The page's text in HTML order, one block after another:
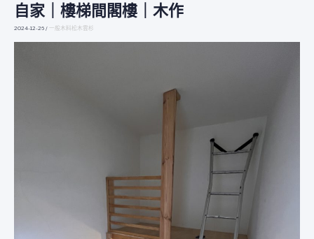
自家｜樓梯間閣樓｜木作
2024-12-26 / 一般木料松木雲杉
自
家